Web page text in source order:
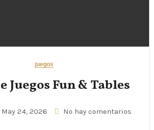
juegos
Juegos Fun & Tables
May 24, 2026 No hay comentarios